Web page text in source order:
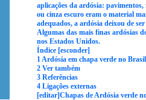
aplicações da ardósia:
ou cinza escuro eram o material
adequados, a ardósia deixou de
Algumas das mais finas ardósias
nos Estados Unidos.
Índice [esconder]
1 Ardósia em chapa verde no Brasil
2 Ver também
3 Referências
4 Ligações externas
[editar]Chapas de Ardósia verde